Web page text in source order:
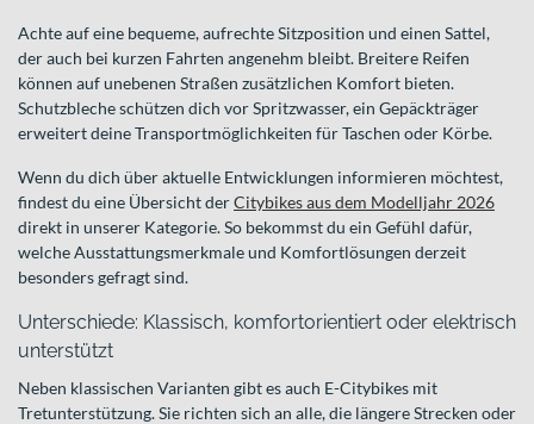
Achte auf eine bequeme, aufrechte Sitzposition und einen Sattel,
der auch bei kurzen Fahrten angenehm bleibt. Breitere Reifen
können auf unebenen Straßen zusätzlichen Komfort bieten.
Schutzbleche schützen dich vor Spritzwasser, ein Gepäckträger
erweitert deine Transportmöglichkeiten für Taschen oder Körbe.
Wenn du dich über aktuelle Entwicklungen informieren möchtest,
findest du eine Übersicht derCitybikes aus dem Modelljahr 2026
direkt in unserer Kategorie. So bekommst du ein Gefühl dafür,
welche Ausstattungsmerkmale und Komfortlösungen derzeit
besonders gefragt sind.
Unterschiede: Klassisch, komfortorientiert oder elektrisch
unterstützt
Neben klassischen Varianten gibt es auch E-Citybikes mit
Tretunterstützung. Sie richten sich an alle, die längere Strecken oder